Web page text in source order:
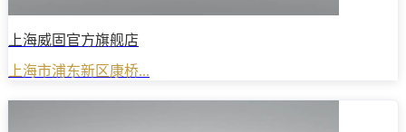
上海威固官方旗舰店
上海市浦东新区康桥...